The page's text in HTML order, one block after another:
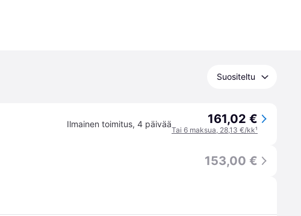
Suositeltu
Ilmainen toimitus, 4 päivää 161,02 €
Tai 6 maksua, 28,13 €/kk¹
153,00 €